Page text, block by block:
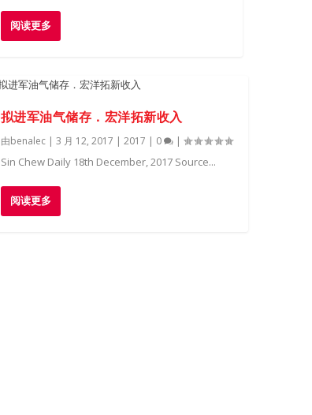
阅读更多
拟进军油气储存．宏洋拓新收入
由benalec| 3 月 12, 2017 | 2017 | 0 |
Sin Chew Daily 18th December, 2017 Source...
阅读更多